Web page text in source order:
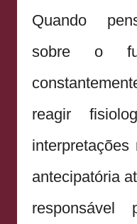
Quando
sobre o
reagir
interpretações
antecipatória
responsável